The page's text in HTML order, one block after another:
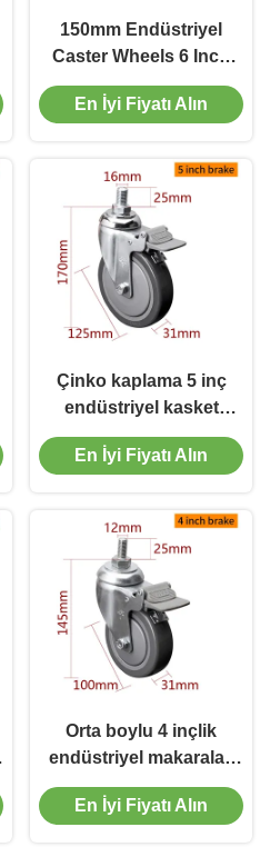
150mm Endüstriyel
Caster Wheels 6 Inch
130kg Filmiş TPU
Caster
En İyi Fiyatı Alın
Çinko kaplama 5 inç
endüstriyel kasket
tekerlekleri 130kg yüklü
ipli TPU kasket
En İyi Fiyatı Alın
Orta boylu 4 inçlik
endüstriyel makaralar,
100 mm döner makara
tekerlekleri ve frenler.
En İyi Fiyatı Alın